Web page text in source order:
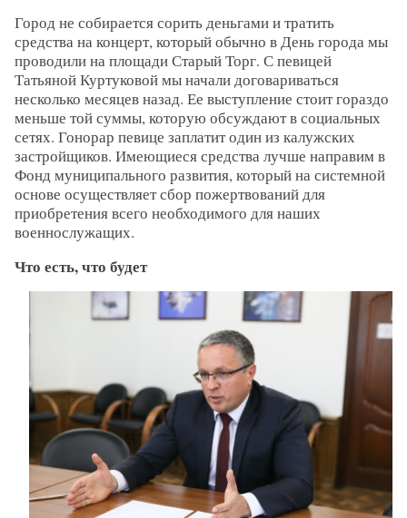
Город не собирается сорить деньгами и тратить
средства на концерт, который обычно в День города мы
проводили на площади Старый Торг. С певицей
Татьяной Куртуковой мы начали договариваться
несколько месяцев назад. Ее выступление стоит гораздо
меньше той суммы, которую обсуждают в социальных
сетях. Гонорар певице заплатит один из калужских
застройщиков. Имеющиеся средства лучше направим в
Фонд муниципального развития, который на системной
основе осуществляет сбор пожертвований для
приобретения всего необходимого для наших
военнослужащих.
Что есть, что будет